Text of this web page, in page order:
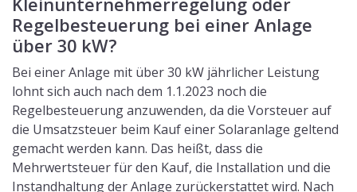
von der neuen Nullprozentregel
profitieren, z.B. Solaranlagen auf Dächern
von Mehrfamilienhäusern. In diesem Fall
darfje Mieteinheit 15 kWLeistung
erbracht werden.